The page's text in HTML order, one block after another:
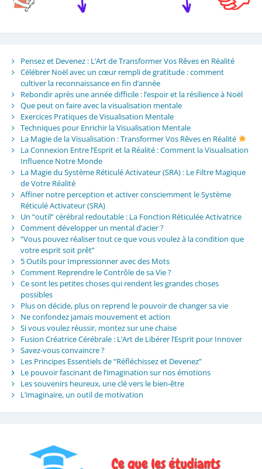
Pensez et Devenez : L’Art de Transformer Vos Rêves en Réalité
Célébrer Noël avec un cœur rempli de gratitude : comment
cultiver la reconnaissance en fin d’année
Rebondir après une année difficile : l’espoir et la résilience à Noël
Que peut on faire avec la visualisation mentale
Exercices Pratiques de Visualisation Mentale
Techniques pour Enrichir la Visualisation Mentale
La Magie de la Visualisation : Transformer Vos Rêves en Réalité
La Connexion Entre l’Esprit et la Réalité : Comment la Visualisation
Influence Notre Monde
La Magie du Système Réticulé Activateur (SRA) : Le Filtre Magique
de Votre Réalité
Affiner notre perception et activer consciemment le Système
Réticulé Activateur (SRA)
Un “outil” cérébral redoutable : La Fonction Réticulée Activatrice
Comment développer un mental d’acier ?
“Vous pouvez réaliser tout ce que vous voulez à la condition que
votre esprit soit prêt”
5 Outils pour Impressionner avec des Mots
Comment Reprendre le Contrôle de sa Vie ?
Ce sont les petites choses qui rendent les grandes choses
possibles
Plus on décide, plus on reprend le pouvoir de changer sa vie
Ne confondez jamais mouvement et action
Si vous voulez réussir, montez sur une chaise
Fusion Créatrice Cérébrale : L’Art de Libérer l’Esprit pour Innover
Savez-vous convaincre ?
Les Principes Essentiels de “Réfléchissez et Devenez”
Le pouvoir fascinant de l’imagination sur nos émotions
Les souvenirs heureux, une clé vers le bien-être
L’imaginaire, un outil de motivation